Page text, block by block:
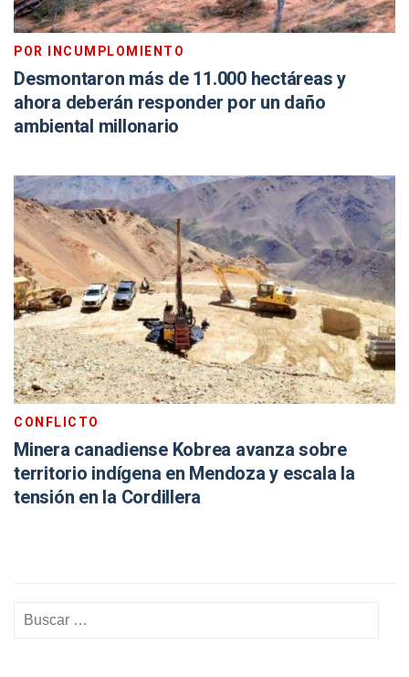
POR INCUMPLOMIENTO
Desmontaron más de 11.000 hectáreas y
ahora deberán responder por un daño
ambiental millonario
CONFLICTO
Minera canadiense Kobrea avanza sobre
territorio indígena en Mendoza y escala la
tensión en la Cordillera